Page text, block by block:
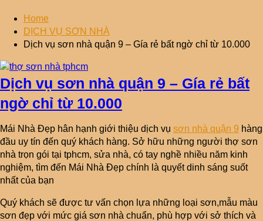
Home
DỊCH VỤ SƠN NHÀ
Dịch vụ sơn nhà quận 9 – Gía rẻ bất ngờ chỉ từ 10.000
Dịch vụ sơn nhà quận 9 – Gía rẻ bất
ngờ chỉ từ 10.000
Mái Nhà Đẹp hân hạnh giới thiệu dịch vụ sơn nhà quận 9 hàng
đầu uy tín đến quý khách hàng. Sở hữu những người thợ sơn
nhà trọn gói tại tphcm, sửa nhà, có tay nghề nhiều năm kinh
nghiệm, tìm đến Mái Nhà Đẹp chính là quyết dinh sáng suốt
nhất của bạn
Quý khách sẽ được tư vấn chọn lựa những loại sơn,mẫu màu
sơn đẹp với mức giá sơn nhà chuẩn, phù hợp với sở thích và